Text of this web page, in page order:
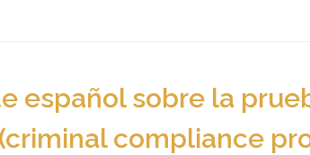
español sobre la
compliance